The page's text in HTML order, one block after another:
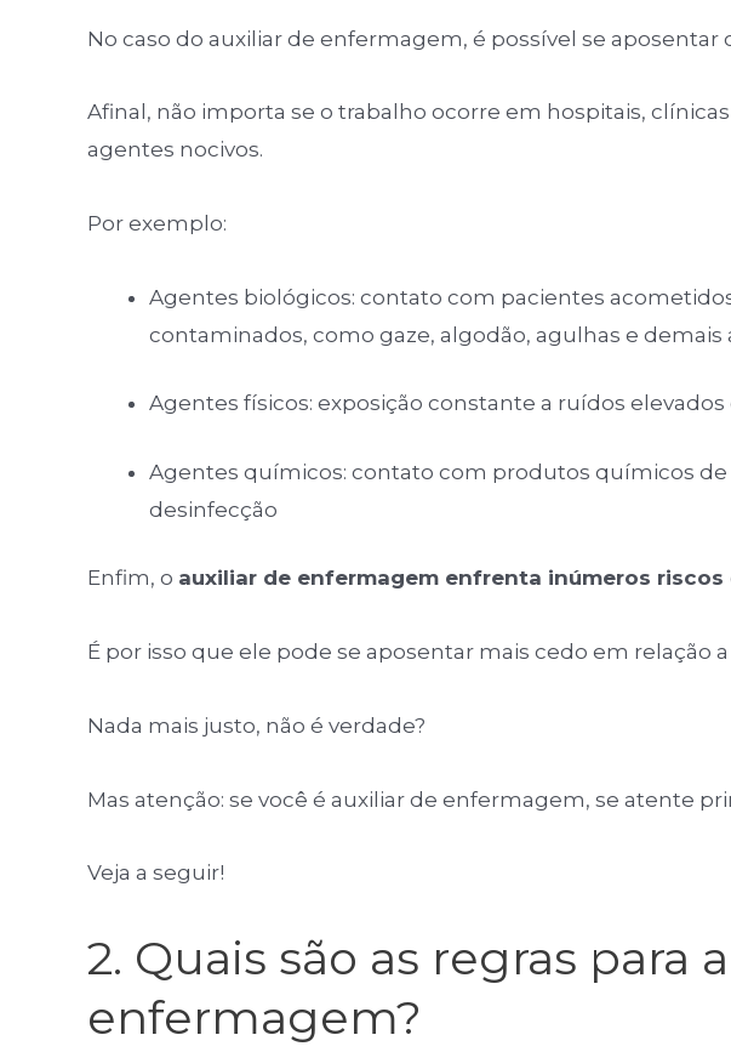
No caso do auxiliar de enfermagem, é possível se aposentar
Afinal, não importa se o trabalho ocorre em hospitais,
agentes nocivos.
Por exemplo:
Agentes biológicos: contato com pacientes
contaminados, como gaze, algodão, agulhas e demais
Agentes físicos: exposição constante a ruídos
Agentes químicos: contato com produtos químicos
desinfecção
Enfim, o auxiliar de enfermagem enfrenta inúmeros riscos
É por isso que ele pode se aposentar mais cedo em relação
Nada mais justo, não é verdade?
Mas atenção: se você é auxiliar de enfermagem, se atente
Veja a seguir!
2. Quais são as regras
enfermagem?